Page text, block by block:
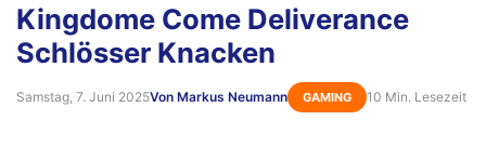
Kingdome Come Deliverance
Schlösser Knacken
Samstag, 7. Juni 2025Von Markus Neumann GAMING 10 Min. Lesezeit